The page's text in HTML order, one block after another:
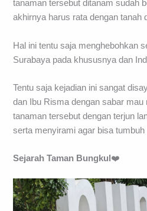
tanaman tersebut ditanam sudah
akhirnya harus rata dengan tanah
Hal ini tentu saja menghebohkan
Surabaya pada khususnya dan
Tentu saja kejadian ini sangat
dan Ibu Risma dengan sabar
tanaman tersebut dengan terjun
serta menyirami agar bisa tumbuh
Sejarah Taman Bungkul ❤️